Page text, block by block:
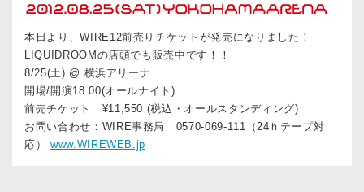
本日より、WIRE12前売りチケットが発売になりました！
LIQUIDROOMの店頭でも販売中です！！
8/25(土) @ 横浜アリーナ
開場/開演18:00(オールナイト)
前売チケット ¥11,550 (税込・オールスタンディング)
お問い合わせ：WIRE事務局 0570-069-111（24ｈテープ対
応） www.WIREWEB.jp